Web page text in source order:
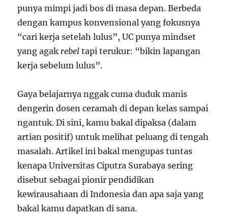
punya mimpi jadi bos di masa depan. Berbeda
dengan kampus konvensional yang fokusnya
“cari kerja setelah lulus”, UC punya mindset
yang agak rebel tapi terukur: “bikin lapangan
kerja sebelum lulus”.
Gaya belajarnya nggak cuma duduk manis
dengerin dosen ceramah di depan kelas sampai
ngantuk. Di sini, kamu bakal dipaksa (dalam
artian positif) untuk melihat peluang di tengah
masalah. Artikel ini bakal mengupas tuntas
kenapa Universitas Ciputra Surabaya sering
disebut sebagai pionir pendidikan
kewirausahaan di Indonesia dan apa saja yang
bakal kamu dapatkan di sana.